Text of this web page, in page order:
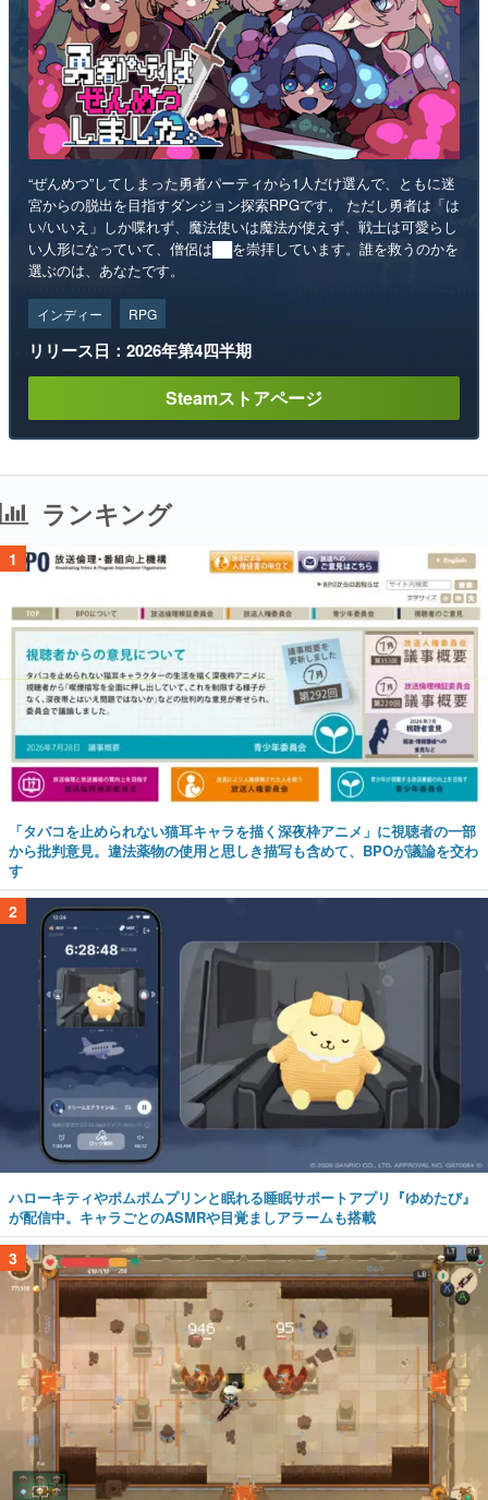
“ぜんめつ”してしまった勇者パーティから1人だけ選んで、ともに迷
宮からの脱出を目指すダンジョン探索RPGです。 ただし勇者は「は
い/いいえ」しか喋れず、魔法使いは魔法が使えず、戦士は可愛らし
い人形になっていて、僧侶は██を崇拝しています。誰を救うのかを
選ぶのは、あなたです。
インディー RPG
リリース日：2026年第4四半期
Steamストアページ
ランキング
1
「タバコを止められない猫耳キャラを描く深夜枠アニメ」に視聴者の一部
から批判意見。違法薬物の使用と思しき描写も含めて、BPOが議論を交わ
す
2
ハローキティやポムポムプリンと眠れる睡眠サポートアプリ『ゆめたび』
が配信中。キャラごとのASMRや目覚ましアラームも搭載
3